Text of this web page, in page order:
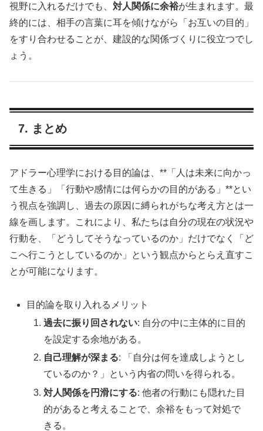
視野に入れるだけでも、 対人関係に余裕が生まれます。最
終的には、相手の言葉に耳を傾けながら「お互いの目的」
をすり合わせることが、建設的な関係づくりに役立つでし
ょう。
7. まとめ
アドラー心理学における目的論は、**「人は未来に向かっ
て生きる」「行動や感情には何らかの目的がある」**とい
う視点を強調し、過去の原因に縛られがちな考え方とは一
線を画します。これにより、私たちは自分の現在の状況や
行動を、「どうしてそうなっているのか」だけでなく「ど
こへ行こうとしているのか」という観点からとらえ直すこ
とが可能になります。
目的論を取り入れるメリット
過去に振り回されない: 自分の中に主体的に目的
を設定する余地がある。
自己理解が深まる: 「自分は何を達成しようとし
ているのか？」という内省の問いを得られる。
対人関係を円滑にする: 他者の行動にも隠れた目
的があると考えることで、余裕をもって対処で
きる。